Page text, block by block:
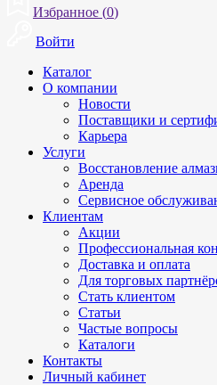
Избранное (0)
Войти
Каталог
О компании
Новости
Поставщики и
Карьера
Услуги
Восстановление
Аренда
Сервисное
Клиентам
Акции
Профессиональная
Доставка и оплата
Для торговых
Стать клиентом
Статьи
Частые вопросы
Каталоги
Контакты
Личный кабинет